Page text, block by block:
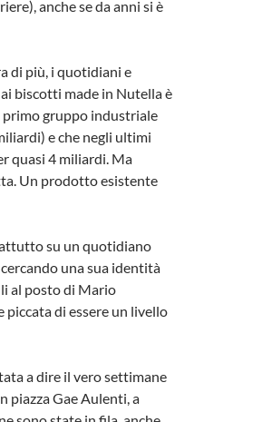
anche se da anni si è
di più, i quotidiani e
biscotti made in Nutella è
primo gruppo industriale
e che negli ultimi
quasi 4 miliardi. Ma
Un prodotto esistente
su un quotidiano
una sua identità
al posto di Mario
piccata di essere un livello
a dire il vero settimane
piazza Gae Aulenti, a